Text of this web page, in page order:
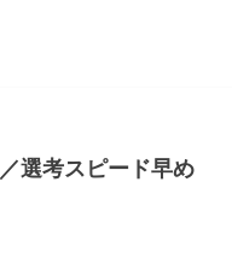
選考スピード早め